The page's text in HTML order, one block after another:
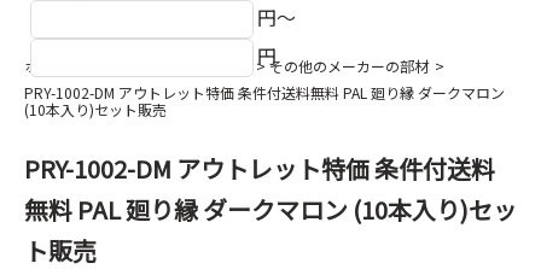
円～
円
ホーム
その他のメーカーの部材
PRY-1002-DM アウトレット特価 条件付送料無料 PAL 廻り縁 ダークマロン
(10本入り)セット販売
PRY-1002-DM アウトレット特価 条件付送料
無料 PAL 廻り縁 ダークマロン (10本入り)セッ
ト販売